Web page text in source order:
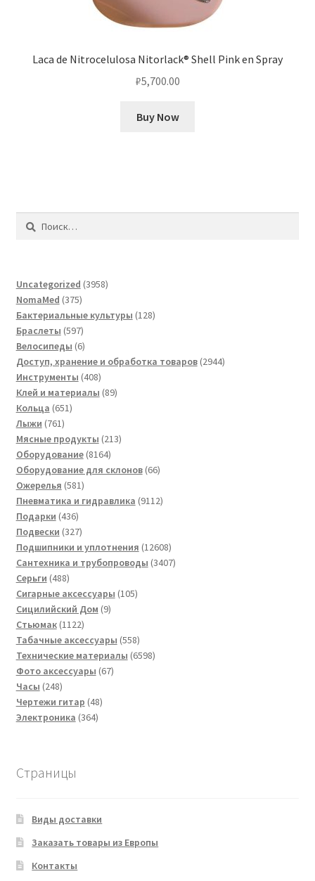
Laca de Nitrocelulosa Nitorlack® Shell Pink en Spray
₽5,700.00
Buy Now
Найти:
Uncategorized 39583958
NomaMed 375375
товаров
Бактериальные культуры 128128
Браслеты 597597
товаров
Велосипеды 66
товаров
Доступ, хранение и обработка товаров 29442944
Инструменты 408408
товаров
Клей и материалы 8989
Кольца 651651
Лыжи 761761
товар
Мясные продукты 213213
Оборудование 81648164
товара
Оборудование для склонов 6666
Ожерелья 581581
товар
Пневматика и гидравлика 91129112
Подарки 436436
товаров
Подвески 327327
товаров
Подшипники и уплотнения 1260812608
товаров
Сантехника и трубопроводы 34073407
Серьги 488488
товаров
Сигарные аксессуары 105105
Сицилийский Дом 99
Стьюмак 11221122
товара
Табачные аксессуары 558558
товаров
Технические материалы 65986598
Фото аксессуары 6767
Часы 248248
товаров
Чертежи гитар 4848
Электроника 364364
Страницы
Виды доставки
Заказать товары из Европы
Контакты